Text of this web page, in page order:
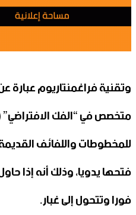
وتقنية فراغمنتاريوم عبارة
للمخطوطات واللفائف
فتحها يدويا، وذلك أنه إذا
فورا وتتحول إلى غبار.